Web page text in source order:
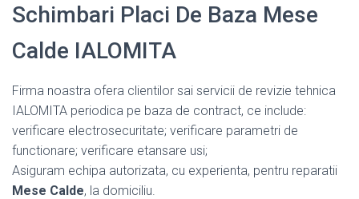
Schimbari Placi De Baza Mese
Calde IALOMITA
Firma noastra ofera clientilor sai servicii de revizie tehnica
IALOMITA periodica pe baza de contract, ce include:
verificare electrosecuritate; verificare parametri de
functionare; verificare etansare usi;
Asiguram echipa autorizata, cu experienta, pentru reparatii
Mese Calde, la domiciliu.